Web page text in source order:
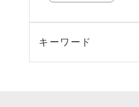
キーワード